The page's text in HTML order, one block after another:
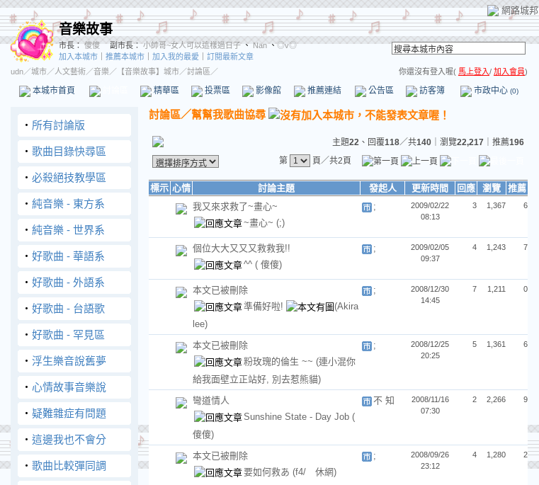
網路城邦
音樂故事
市長： 傻傻 副市長： 小帥哥~女人可以這樣過日子、 Nan、◎v◎
加入本城市
推薦本城市 加入我的最愛
訂閱最新文章
udn／城市／人文藝術／音樂／ 【音樂故事】城市／討論區／ 你還沒有登入喔( 馬上登入/ 加入會員)
本城市首頁 精華區 投票區 影像館 推薦連結 公告區 訪客簿 市政中心 (0)
‧ 所有討論版
‧ 歌曲目錄快尋區
‧ 必殺絕技教學區
‧ 純音樂 - 東方系
‧ 純音樂 - 世界系
‧ 好歌曲 - 華語系
‧ 好歌曲 - 外語系
‧ 好歌曲 - 台語歌
‧ 好歌曲 - 罕見區
‧ 浮生樂音說舊夢
‧ 心情故事音樂說
‧ 疑難雜症有問題
‧ 這邊我也不會分
‧ 歌曲比較彈同調
討論區／幫幫我歌曲協尋
主題22 、回覆118／共140 ｜瀏覽22,217 ｜推薦196
第
頁／共2頁
標示 心情 討論主題 發起人 更新時間 回應 瀏覽
推薦
我又來求救了~畫心~
~畫心~ (;)
;
2009/02/22
08:13
3 1,367 6
個位大大又又又救救我!!
^^ ( 傻傻)
;
2009/02/05
09:37
4 1,243 7
本文已被刪除
準備好啦!
(Akira
lee)
;
2008/12/30
14:45
7 1,211 0
本文已被刪除
粉玫瑰的倫生 ~~ (連小混你
給我面壁立正站好, 別去惹熊貓)
;
2008/12/25
20:25
5 1,361 6
彎道情人
Sunshine State - Day Job (
傻傻)
不 知
2008/11/16
07:30
2 2,266 9
本文已被刪除
要如何救あ (f4/ 休網)
;
2008/09/26
23:12
4 1,280 2